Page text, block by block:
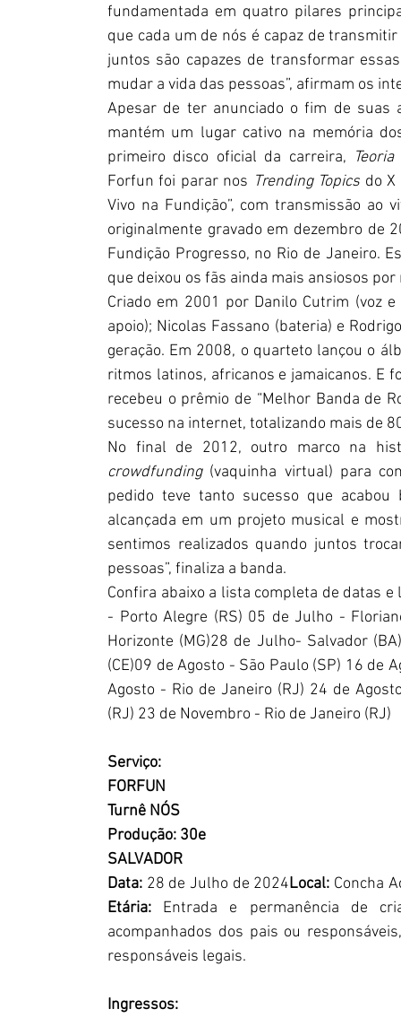
fundamentada em quatro pilares
que cada um de nós é capaz de
juntos são capazes de transformar
mudar a vida das pessoas”, afirmam os
Apesar de ter anunciado o fim de suas
mantém um lugar cativo na memória
primeiro disco oficial da carreira,
Forfun foi parar nos Trending Topics do
Vivo na Fundição”, com transmissão ao
originalmente gravado em dezembro de
Fundição Progresso, no Rio de Janeiro.
que deixou os fãs ainda mais ansiosos
Criado em 2001 por Danilo Cutrim (voz
apoio); Nicolas Fassano (bateria) e
geração. Em 2008, o quarteto lançou o
ritmos latinos, africanos e jamaicanos. E
recebeu o prêmio de “Melhor Banda de
sucesso na internet, totalizando mais de
crowdfunding (vaquinha virtual) para
pedido teve tanto sucesso que
alcançada em um projeto musical e
sentimos realizados quando juntos
pessoas”, finaliza a banda.
Confira abaixo a lista completa de datas
- Porto Alegre (RS) 05 de Julho -
Horizonte (MG)28 de Julho- Salvador
(CE)09 de Agosto - São Paulo (SP) 16 de
Agosto - Rio de Janeiro (RJ) 24 de
(RJ) 23 de Novembro - Rio de Janeiro (RJ)
Serviço:
FORFUN
Turnê NÓS
Produção: 30e
SALVADOR
Data: 28 de Julho de 2024Local: Concha
Etária: Entrada e permanência de
acompanhados dos pais ou
responsáveis legais.
Ingressos: